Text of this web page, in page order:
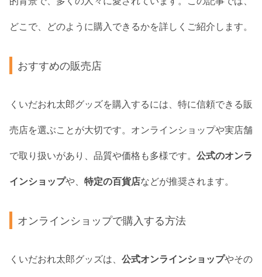
どこで、どのように購入できるかを詳しくご紹介します。
おすすめの販売店
くいだおれ太郎グッズを購入するには、特に信頼できる販
売店を選ぶことが大切です。オンラインショップや実店舗
で取り扱いがあり、品質や価格も多様です。 公式のオンラ
インショップや、 特定の百貨店などが推奨されます。
オンラインショップで購入する方法
くいだおれ太郎グッズは、 公式オンラインショップやその